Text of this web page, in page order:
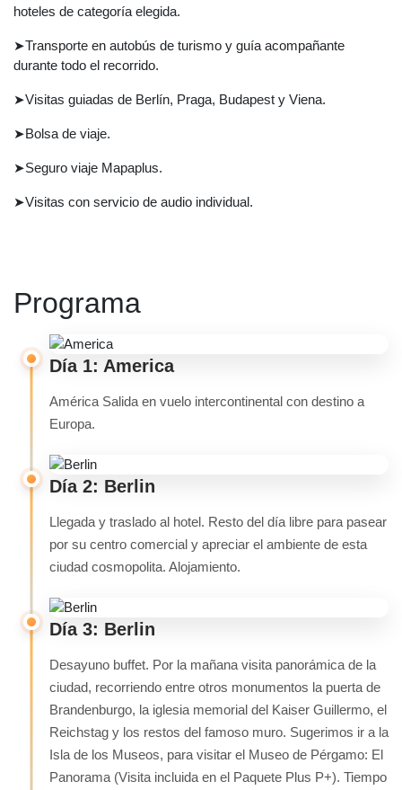
hoteles de categoría elegida.
➤Transporte en autobús de turismo y guía acompañante
durante todo el recorrido.
➤Visitas guiadas de Berlín, Praga, Budapest y Viena.
➤Bolsa de viaje.
➤Seguro viaje Mapaplus.
➤Visitas con servicio de audio individual.
Programa
Día 1: America
América Salida en vuelo intercontinental con destino a
Europa.
Día 2: Berlin
Llegada y traslado al hotel. Resto del día libre para pasear
por su centro comercial y apreciar el ambiente de esta
ciudad cosmopolita. Alojamiento.
Día 3: Berlin
Desayuno buffet. Por la mañana visita panorámica de la
ciudad, recorriendo entre otros monumentos la puerta de
Brandenburgo, la iglesia memorial del Kaiser Guillermo, el
Reichstag y los restos del famoso muro. Sugerimos ir a la
Isla de los Museos, para visitar el Museo de Pérgamo: El
Panorama (Visita incluida en el Paquete Plus P+). Tiempo